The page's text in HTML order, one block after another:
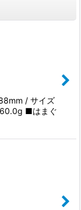
/ サイズ
■はまぐ